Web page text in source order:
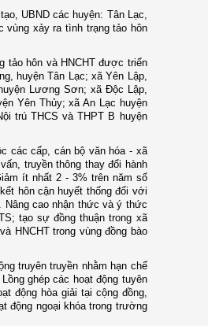
UBND các huyện: Tân Lạc,
vùng xảy ra tình trạng tảo hôn
tảo hôn và HNCHT được triển
huyện Tân Lạc; xã Yên Lập,
Lương Sơn; xã Độc Lập,
Yên Thủy; xã An Lạc huyện
trú THCS và THPT B huyện
các cấp, cán bộ văn hóa - xã
truyền thông thay đổi hành
ít nhất 2 - 3% trên năm số
hôn cận huyết thống đối với
Nâng cao nhận thức và ý thức
tạo sự đồng thuận trong xã
HNCHT trong vùng đồng bào
truyên truyền nhằm hạn chế
ghép các hoạt động tuyên
động hòa giải tại cộng đồng,
động ngoại khóa trong trường